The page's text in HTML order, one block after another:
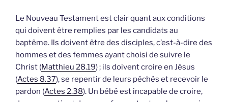
Le Nouveau Testament est clair quant aux conditions
qui doivent être remplies par les candidats au
baptême. Ils doivent être des disciples, c’est-à-dire des
hommes et des femmes ayant choisi de suivre le
Christ (Matthieu 28.19) ; ils doivent croire en Jésus
(Actes 8.37), se repentir de leurs péchés et recevoir le
pardon (Actes 2.38). Un bébé est incapable de croire,